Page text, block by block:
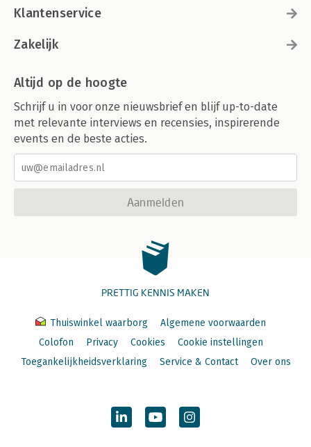
Klantenservice
Zakelijk
Altijd op de hoogte
Schrijf u in voor onze nieuwsbrief en blijf up-to-date
met relevante interviews en recensies, inspirerende
events en de beste acties.
Aanmelden
PRETTIG KENNIS MAKEN
Thuiswinkel waarborg
Algemene voorwaarden
Colofon
Privacy Cookies
Cookie instellingen
Toegankelijkheidsverklaring
Service & Contact Over ons